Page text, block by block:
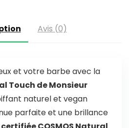
Avis (0)
et votre barbe avec la
Touch de Monsieur
naturel et vegan
parfaite et une brillance